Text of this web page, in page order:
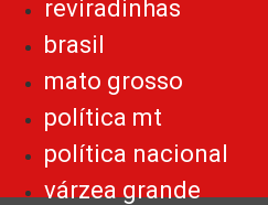
reviradinhas
brasil
mato grosso
política mt
política nacional
várzea grande